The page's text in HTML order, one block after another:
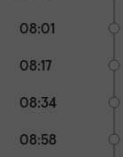
08:01
08:17
08:34
08:58